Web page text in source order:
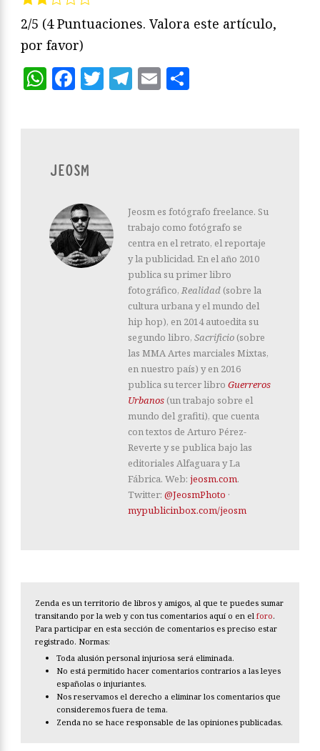
2/5 (4 Puntuaciones. Valora este artículo,
por favor)
WhatsApp
Facebook
Twitter
Telegram
Email
JEOSM
Jeosm es fotógrafo freelance. Su
trabajo como fotógrafo se
centra en el retrato, el reportaje
y la publicidad. En el año 2010
publica su primer libro
fotográfico, Realidad (sobre la
cultura urbana y el mundo del
hip hop), en 2014 autoedita su
segundo libro, Sacrificio (sobre
las MMA Artes marciales Mixtas,
en nuestro país) y en 2016
publica su tercer libro Guerreros
Urbanos (un trabajo sobre el
mundo del grafiti), que cuenta
con textos de Arturo Pérez-
Reverte y se publica bajo las
editoriales Alfaguara y La
Fábrica. Web: jeosm.com.
Twitter: @JeosmPhoto ·
mypublicinbox.com/jeosm
Zenda es un territorio de libros y amigos, al que te puedes sumar
transitando por la web y con tus comentarios aquí o en el foro.
Para participar en esta sección de comentarios es preciso estar
registrado. Normas:
Toda alusión personal injuriosa será eliminada.
No está permitido hacer comentarios contrarios a las leyes
españolas o injuriantes.
Nos reservamos el derecho a eliminar los comentarios que
consideremos fuera de tema.
Zenda no se hace responsable de las opiniones publicadas.